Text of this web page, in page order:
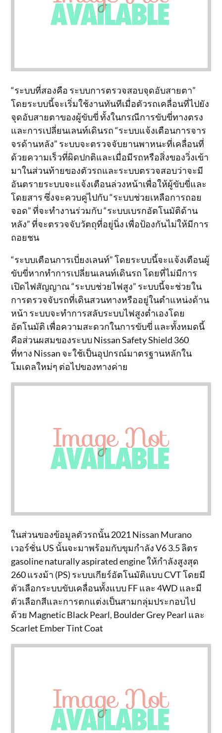
“ระบบที่สองคือ ระบบการตรวจสอบจุดอับสายตา”
โดยระบบนี้จะเริ่มใช้งานทันทีเมื่อตัวรถเคลื่อนที่ไปยัง
จุดอับสายตาของผู้ขับขี่ ทั้งในกรณีการขับขี่ทางตรง
และการเปลี่ยนเลนท์เดินรถ “ระบบแจ้งเตือนการจาร
จรด้านหลัง” ระบบจะตรวจจับยานพาหนะที่เคลื่อนที่
ด้วยความเร็วที่ผิดปกติและเมื่อมีรถหรือสิ่งของวิ่งเข้า
มาในส่วนท้ายของตัวรถและระบบตรวจสอบว่าจะมี
อันตรายระบบจะแจ้งเตือนล่วงหน้าเพื่อให้ผู้ขับขี่และ
โดยสาร ซึ่งจะควบคู่ไปกับ “ระบบช่วยเหลือการถอย
จอด” ที่จะทำงานร่วมกับ “ระบบเบรกอัตโนมัติด้าน
หลัง” ที่จะตรวจจับวัตถุที่อยู่นิ่ง เพื่อป้องกันไม่ให้มีการ
ถอยชน
“ระบบเตือนการเบี่ยงเลนท์” โดยระบบนี้จะแจ้งเตือนผู้
ขับขี่หากทำการเปลี่ยนเลนท์เดินรถ โดยที่ไม่มีการ
เปิดไฟสัญญาณ “ระบบช่วยไฟสูง” ระบบนี้จะช่วยใน
การตรวจจับรถที่เดินสวนทางหรืออยู่ในตำแหน่งด้าน
หน้า ระบบจะทำการสลับระบบไฟสูงต่ำเองโดย
อัตโนมัติ เพื่อความสะดวกในการขับขี่ และทั้งหมดนี้
คือส่วนผสมของระบบ Nissan Safety Shield 360
ที่ทาง Nissan จะใช้เป็นอุปกรณ์มาตรฐานหลักใน
โมเดลใหม่ๆ ต่อไปของทางค่าย
ในส่วนของข้อมูลตัวรถนั้น 2021 Nissan Murano
เวอร์ชั่น US นั้นจะมาพร้อมกับขุมกำลัง V6 3.5 ลิตร
gasoline naturally aspirated engine ให้กำลังสูงสุด
260 แรงม้า (PS) ระบบเกียร์อัตโนมัติแบบ CVT โดยมี
ตัวเลือกระบบขับเคลื่อนทั้งแบบ FF และ 4WD และมี
ตัวเลือกสีและการตกแต่งเป็นสามกลุ่มประกอบไป
ด้วย Magnetic Black Pearl, Boulder Grey Pearl และ
Scarlet Ember Tint Coat